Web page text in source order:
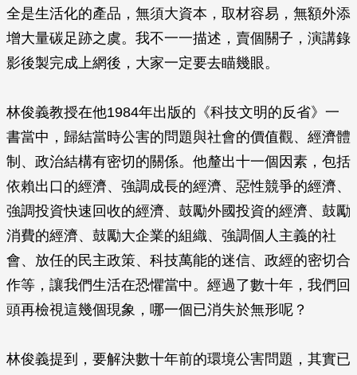
全是生活化的產品，無須大資本，取材容易，無額外添
增大量碳足跡之虞。我不一一描述，賣個關子，演講錄
影後製完成上網後，大家一定要去瞄幾眼。
林俊義教授在他1984年出版的《科技文明的反省》一
書當中，歸結當時公害的問題與社會的價值觀、經濟體
制、政治結構有密切的關係。他釐出十一個因素，包括
依賴出口的經濟、強調成長的經濟、惡性競爭的經濟、
強調投資快速回收的經濟、鼓勵外國投資的經濟、鼓勵
消費的經濟、鼓勵大企業的組織、強調個人主義的社
會、放任的民主政策、科技萬能的迷信、政經的密切合
作等，讓我們生活在恐懼當中。經過了數十年，我們回
頭再檢視這幾個現象，哪一個已消失於無形呢？
林俊義提到，要解決數十年前的環境公害問題，其實已